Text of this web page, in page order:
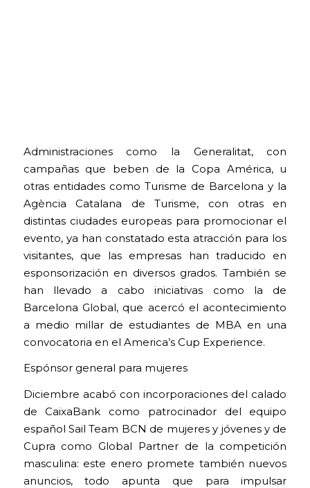
Administraciones como la Generalitat, con
campañas que beben de la Copa América, u
otras entidades como Turisme de Barcelona y la
Agència Catalana de Turisme, con otras en
distintas ciudades europeas para promocionar el
evento, ya han constatado esta atracción para los
visitantes, que las empresas han traducido en
esponsorización en diversos grados. También se
han llevado a cabo iniciativas como la de
Barcelona Global, que acercó el acontecimiento
a medio millar de estudiantes de MBA en una
convocatoria en el America’s Cup Experience.
Espónsor general para mujeres
Diciembre acabó con incorporaciones del calado
de CaixaBank como patrocinador del equipo
español Sail Team BCN de mujeres y jóvenes y de
Cupra como Global Partner de la competición
masculina: este enero promete también nuevos
anuncios, todo apunta que para impulsar